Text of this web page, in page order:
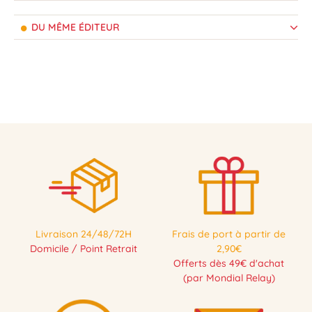
DU MÊME ÉDITEUR
Livraison 24/48/72H
Domicile / Point Retrait
Frais de port à partir de
2,90€
Offerts dès 49€ d'achat
(par Mondial Relay)